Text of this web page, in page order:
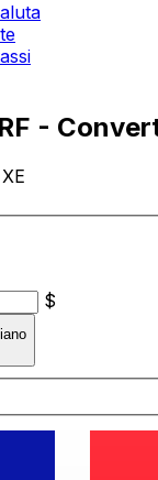
-
$